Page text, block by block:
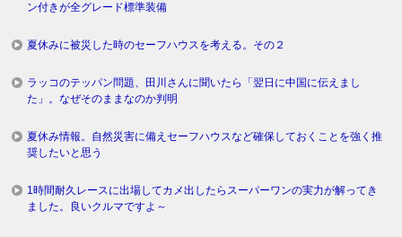
ン付きが全グレード標準装備
夏休みに被災した時のセーフハウスを考える。その２
ラッコのテッパン問題、田川さんに聞いたら「翌日に中国に伝えまし
た」。なぜそのままなのか判明
夏休み情報。自然災害に備えセーフハウスなど確保しておくことを強く推
奨したいと思う
1時間耐久レースに出場してカメ出したらスーパーワンの実力が解ってき
ました。良いクルマですよ～